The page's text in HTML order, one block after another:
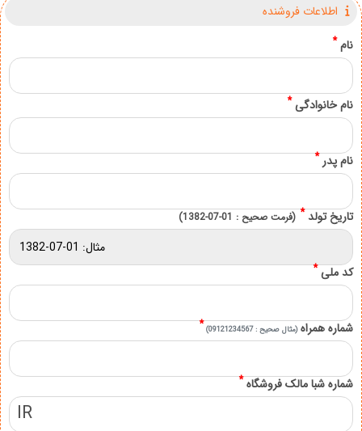
اطلاعات فروشنده
نام *
نام خانوادگی *
نام پدر *
تاریخ تولد * (فرمت صحیح : 01-07-1382)
کد ملی *
شماره همراه(مثال صحیح : 09121234567) *
شماره شبا مالک فروشگاه *
IR